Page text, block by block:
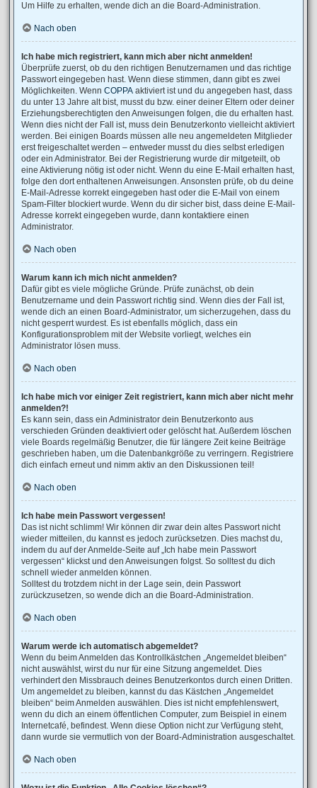
Um Hilfe zu erhalten, wende dich an die Board-Administration.
Nach oben
Ich habe mich registriert, kann mich aber nicht anmelden!
Überprüfe zuerst, ob du den richtigen Benutzernamen und das richtige
Passwort eingegeben hast. Wenn diese stimmen, dann gibt es zwei
Möglichkeiten. Wenn COPPA aktiviert ist und du angegeben hast, dass
du unter 13 Jahre alt bist, musst du bzw. einer deiner Eltern oder deiner
Erziehungsberechtigten den Anweisungen folgen, die du erhalten hast.
Wenn dies nicht der Fall ist, muss dein Benutzerkonto vielleicht aktiviert
werden. Bei einigen Boards müssen alle neu angemeldeten Mitglieder
erst freigeschaltet werden – entweder musst du dies selbst erledigen
oder ein Administrator. Bei der Registrierung wurde dir mitgeteilt, ob
eine Aktivierung nötig ist oder nicht. Wenn du eine E-Mail erhalten hast,
folge den dort enthaltenen Anweisungen. Ansonsten prüfe, ob du deine
E-Mail-Adresse korrekt eingegeben hast oder die E-Mail von einem
Spam-Filter blockiert wurde. Wenn du dir sicher bist, dass deine E-Mail-
Adresse korrekt eingegeben wurde, dann kontaktiere einen
Administrator.
Nach oben
Warum kann ich mich nicht anmelden?
Dafür gibt es viele mögliche Gründe. Prüfe zunächst, ob dein
Benutzername und dein Passwort richtig sind. Wenn dies der Fall ist,
wende dich an einen Board-Administrator, um sicherzugehen, dass du
nicht gesperrt wurdest. Es ist ebenfalls möglich, dass ein
Konfigurationsproblem mit der Website vorliegt, welches ein
Administrator lösen muss.
Nach oben
Ich habe mich vor einiger Zeit registriert, kann mich aber nicht mehr
anmelden?!
Es kann sein, dass ein Administrator dein Benutzerkonto aus
verschieden Gründen deaktiviert oder gelöscht hat. Außerdem löschen
viele Boards regelmäßig Benutzer, die für längere Zeit keine Beiträge
geschrieben haben, um die Datenbankgröße zu verringern. Registriere
dich einfach erneut und nimm aktiv an den Diskussionen teil!
Nach oben
Ich habe mein Passwort vergessen!
Das ist nicht schlimm! Wir können dir zwar dein altes Passwort nicht
wieder mitteilen, du kannst es jedoch zurücksetzen. Dies machst du,
indem du auf der Anmelde-Seite auf „Ich habe mein Passwort
vergessen“ klickst und den Anweisungen folgst. So solltest du dich
schnell wieder anmelden können.
Solltest du trotzdem nicht in der Lage sein, dein Passwort
zurückzusetzen, so wende dich an die Board-Administration.
Nach oben
Warum werde ich automatisch abgemeldet?
Wenn du beim Anmelden das Kontrollkästchen „Angemeldet bleiben“
nicht auswählst, wirst du nur für eine Sitzung angemeldet. Dies
verhindert den Missbrauch deines Benutzerkontos durch einen Dritten.
Um angemeldet zu bleiben, kannst du das Kästchen „Angemeldet
bleiben“ beim Anmelden auswählen. Dies ist nicht empfehlenswert,
wenn du dich an einem öffentlichen Computer, zum Beispiel in einem
Internetcafé, befindest. Wenn diese Option nicht zur Verfügung steht,
dann wurde sie vermutlich von der Board-Administration ausgeschaltet.
Nach oben